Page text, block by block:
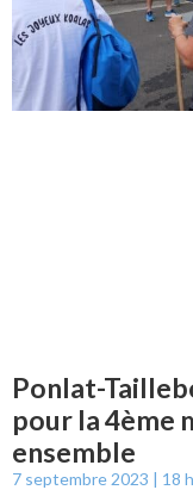
Ponlat-
pour la 4ème
ensemble
7 septembre 2023 18